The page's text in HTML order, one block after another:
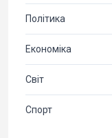
Політика
Економіка
Світ
Спорт